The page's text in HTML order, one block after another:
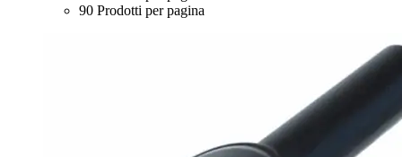
90 Prodotti per pagina